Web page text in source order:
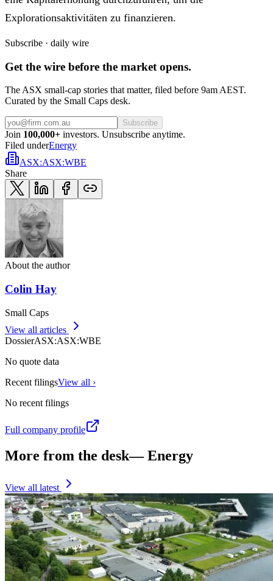
Explorationsaktivitäten zu finanzieren.
Subscribe · daily wire
Get the wire before the market opens.
The ASX small-cap stories that matter, filed before 9am AEST.
Curated by the Small Caps desk.
Subscribe
Join 100,000+ investors. Unsubscribe anytime.
Filed underEnergy
ASX:ASX:WBE
Share
About the author
Colin Hay
Small Caps
View all articles
DossierASX:ASX:WBE
No quote data
Recent filingsView all ›
No recent filings
Full company profile
More from the desk—Energy
View all latest